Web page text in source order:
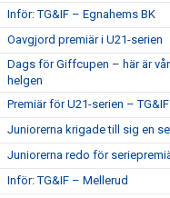
Inför: TG&IF – Egnahems BK
Oavgjord premiär i U21-serien
Dags för Giffcupen – här är
helgen
Premiär för U21-serien –
Juniorerna krigade till sig en
Juniorerna redo för
Inför: TG&IF – Mellerud